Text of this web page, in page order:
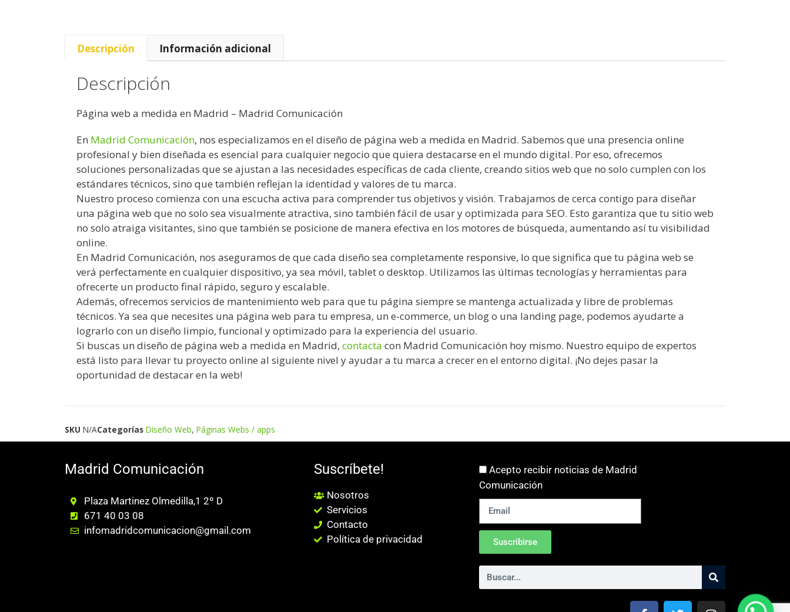
Descripción Información adicional
Descripción
Página web a medida en Madrid – Madrid Comunicación
En Madrid Comunicación, nos especializamos en el diseño de página web a medida en Madrid. Sabemos que una presencia online
profesional y bien diseñada es esencial para cualquier negocio que quiera destacarse en el mundo digital. Por eso, ofrecemos
soluciones personalizadas que se ajustan a las necesidades específicas de cada cliente, creando sitios web que no solo cumplen con los
estándares técnicos, sino que también reflejan la identidad y valores de tu marca.
Nuestro proceso comienza con una escucha activa para comprender tus objetivos y visión. Trabajamos de cerca contigo para diseñar
una página web que no solo sea visualmente atractiva, sino también fácil de usar y optimizada para SEO. Esto garantiza que tu sitio web
no solo atraiga visitantes, sino que también se posicione de manera efectiva en los motores de búsqueda, aumentando así tu visibilidad
online.
En Madrid Comunicación, nos aseguramos de que cada diseño sea completamente responsive, lo que significa que tu página web se
verá perfectamente en cualquier dispositivo, ya sea móvil, tablet o desktop. Utilizamos las últimas tecnologías y herramientas para
ofrecerte un producto final rápido, seguro y escalable.
Además, ofrecemos servicios de mantenimiento web para que tu página siempre se mantenga actualizada y libre de problemas
técnicos. Ya sea que necesites una página web para tu empresa, un e-commerce, un blog o una landing page, podemos ayudarte a
lograrlo con un diseño limpio, funcional y optimizado para la experiencia del usuario.
Si buscas un diseño de página web a medida en Madrid, contacta con Madrid Comunicación hoy mismo. Nuestro equipo de expertos
está listo para llevar tu proyecto online al siguiente nivel y ayudar a tu marca a crecer en el entorno digital. ¡No dejes pasar la
oportunidad de destacar en la web!
SKU N/ACategorías Diseño Web, Páginas Webs / apps
Madrid Comunicación
Plaza Martinez Olmedilla,1 2º D
671 40 03 08
infomadridcomunicacion@gmail.com
Suscríbete!
Nosotros
Servicios
Contacto
Política de privacidad
Acepto recibir noticias de Madrid
Comunicación
Suscribirse